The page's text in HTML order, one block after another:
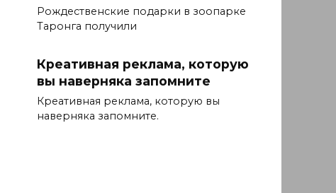
Рождественские подарки в зоопарке
Таронга получили
Креативная реклама, которую
вы наверняка запомните
Креативная реклама, которую вы
наверняка запомните.